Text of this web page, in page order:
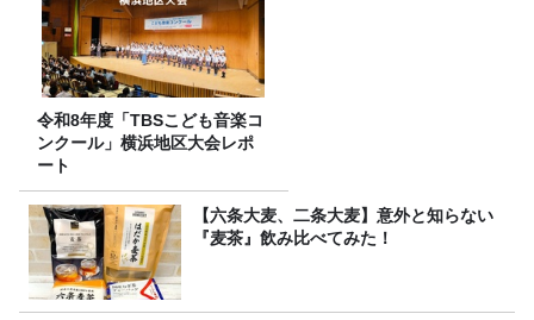
令和8年度「TBSこども音楽コ
ンクール」横浜地区大会レポ
ート
【六条大麦、二条大麦】意外と知らない
『麦茶』飲み比べてみた！